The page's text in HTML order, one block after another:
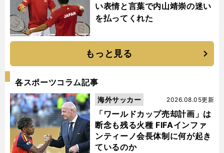
い表情と言葉で内山靖崇の迷い
を払ってくれた
もっと見る
各スポーツコラム記事
「ワールドカップ売却計画」は
断念も残る火種 FIFAインファ
ンティーノ会長体制に何が起き
ているのか
2026.08.05更新
海外サッカー